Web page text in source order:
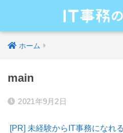
ホーム
main
2021年9月2日
[PR] 未経験からIT事務になれ